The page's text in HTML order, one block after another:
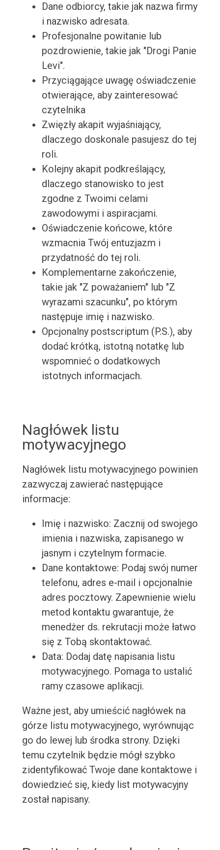
Dane odbiorcy, takie jak nazwa firmy
i nazwisko adresata.
Profesjonalne powitanie lub
pozdrowienie, takie jak "Drogi Panie
Levi".
Przyciągające uwagę oświadczenie
otwierające, aby zainteresować
czytelnika
Zwięzły akapit wyjaśniający,
dlaczego doskonale pasujesz do tej
roli.
Kolejny akapit podkreślający,
dlaczego stanowisko to jest
zgodne z Twoimi celami
zawodowymi i aspiracjami.
Oświadczenie końcowe, które
wzmacnia Twój entuzjazm i
przydatność do tej roli.
Komplementarne zakończenie,
takie jak "Z poważaniem" lub "Z
wyrazami szacunku", po którym
następuje imię i nazwisko.
Opcjonalny postscriptum (P.S.), aby
dodać krótką, istotną notatkę lub
wspomnieć o dodatkowych
istotnych informacjach.
Nagłówek listu
motywacyjnego
Nagłówek listu motywacyjnego powinien
zazwyczaj zawierać następujące
informacje:
Imię i nazwisko: Zacznij od swojego
imienia i nazwiska, zapisanego w
jasnym i czytelnym formacie.
Dane kontaktowe: Podaj swój numer
telefonu, adres e-mail i opcjonalnie
adres pocztowy. Zapewnienie wielu
metod kontaktu gwarantuje, że
menedżer ds. rekrutacji może łatwo
się z Tobą skontaktować.
Data: Dodaj datę napisania listu
motywacyjnego. Pomaga to ustalić
ramy czasowe aplikacji.
Ważne jest, aby umieścić nagłówek na
górze listu motywacyjnego, wyrównując
go do lewej lub środka strony. Dzięki
temu czytelnik będzie mógł szybko
zidentyfikować Twoje dane kontaktowe i
dowiedzieć się, kiedy list motywacyjny
został napisany.